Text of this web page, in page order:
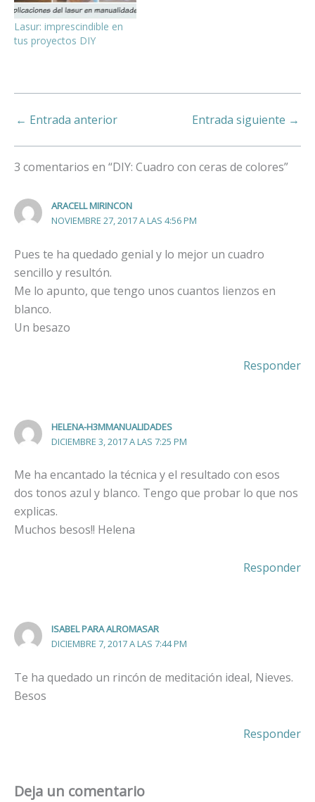
Lasur: imprescindible en
tus proyectos DIY
← Entrada anterior Entrada siguiente →
3 comentarios en “DIY: Cuadro con ceras de colores”
ARACELL MIRINCON
NOVIEMBRE 27, 2017 A LAS 4:56 PM
Pues te ha quedado genial y lo mejor un cuadro
sencillo y resultón.
Me lo apunto, que tengo unos cuantos lienzos en
blanco.
Un besazo
Responder
HELENA-H3MMANUALIDADES
DICIEMBRE 3, 2017 A LAS 7:25 PM
Me ha encantado la técnica y el resultado con esos
dos tonos azul y blanco. Tengo que probar lo que nos
explicas.
Muchos besos!! Helena
Responder
ISABEL PARA ALROMASAR
DICIEMBRE 7, 2017 A LAS 7:44 PM
Te ha quedado un rincón de meditación ideal, Nieves.
Besos
Responder
Deja un comentario